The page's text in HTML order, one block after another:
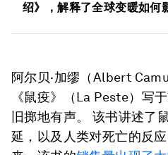
绍》，解释了全球变暖如何
阿尔贝·加缪（Albert
《鼠疫》（La Peste）写
旧掷地有声。 该书讲述了
延，以及人类对死亡的反